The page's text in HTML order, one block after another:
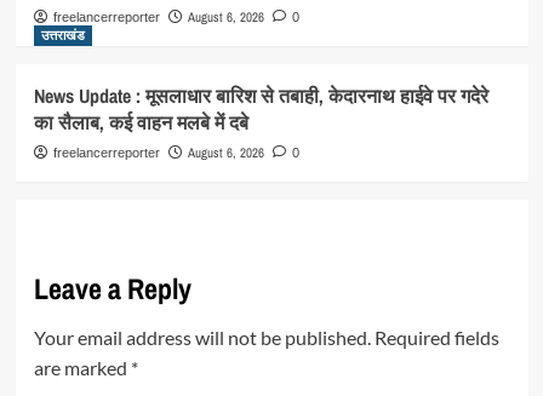
freelancerreporter August 6, 2026 0
उत्तराखंड
News Update : मूसलाधार बारिश से तबाही, केदारनाथ हाईवे पर गदेरे
का सैलाब, कई वाहन मलबे में दबे
freelancerreporter August 6, 2026 0
Leave a Reply
Your email address will not be published. Required fields
are marked *